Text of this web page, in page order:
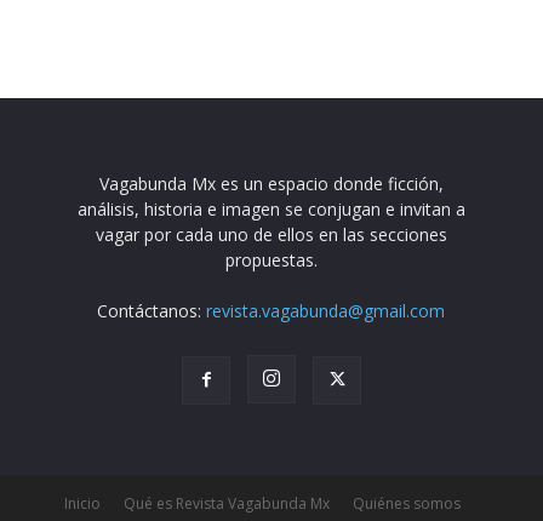
Vagabunda Mx es un espacio donde ficción,
análisis, historia e imagen se conjugan e invitan a
vagar por cada uno de ellos en las secciones
propuestas.
Contáctanos:revista.vagabunda@gmail.com
Inicio Qué es Revista Vagabunda Mx
Quiénes somos